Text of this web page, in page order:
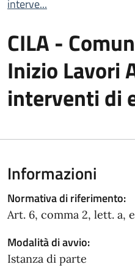
interve...
CILA -
Inizio Lavori
interventi di
Informazioni
Normativa di riferimento:
Art. 6, comma 2, lett. a,
Modalità di avvio:
Istanza di parte